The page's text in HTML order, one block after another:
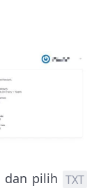
dan pilih TXT